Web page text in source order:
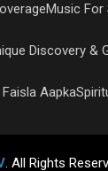
Music For
Discovery &
Aapka
. All Rights